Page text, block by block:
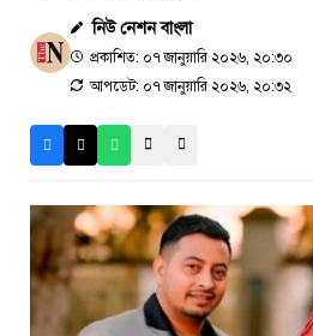
নিউ নেশন বাংলা
প্রকাশিত: ০৭ জানুয়ারি ২০২৬, ২০:৩০
আপডেট: ০৭ জানুয়ারি ২০২৬, ২০:৩২